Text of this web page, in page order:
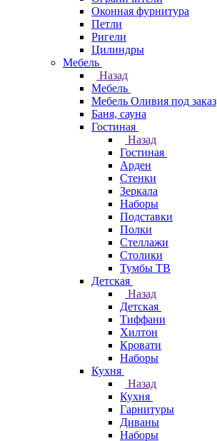
Оконная фурнитура
Петли
Ригели
Цилиндры
Мебель
Назад
Мебель
Мебель Оливия под заказ
Баня, сауна
Гостиная
Назад
Гостиная
Арден
Стенки
Зеркала
Наборы
Подставки
Полки
Стеллажи
Столики
Тумбы ТВ
Детская
Назад
Детская
Тиффани
Хилтон
Кровати
Наборы
Кухня
Назад
Кухня
Гарнитуры
Диваны
Наборы